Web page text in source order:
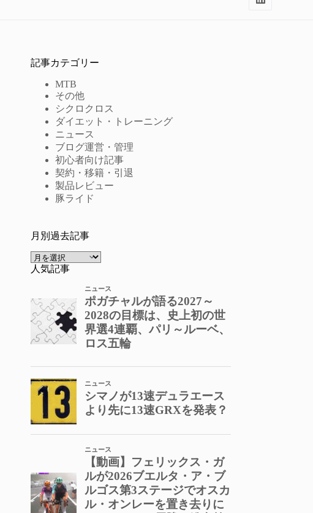
記事カテゴリー
MTB
その他
シクロクロス
ダイエット・トレーニング
ニュース
ブログ運営・管理
初心者向け記事
契約・移籍・引退
製品レビュー
豚ライド
月別過去記事
ア
ー
ブ
人気記事